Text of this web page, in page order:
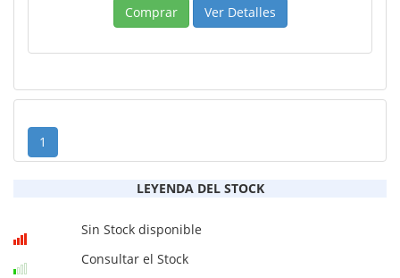
Comprar
Ver Detalles
1
LEYENDA DEL STOCK
Sin Stock disponible
Consultar el Stock